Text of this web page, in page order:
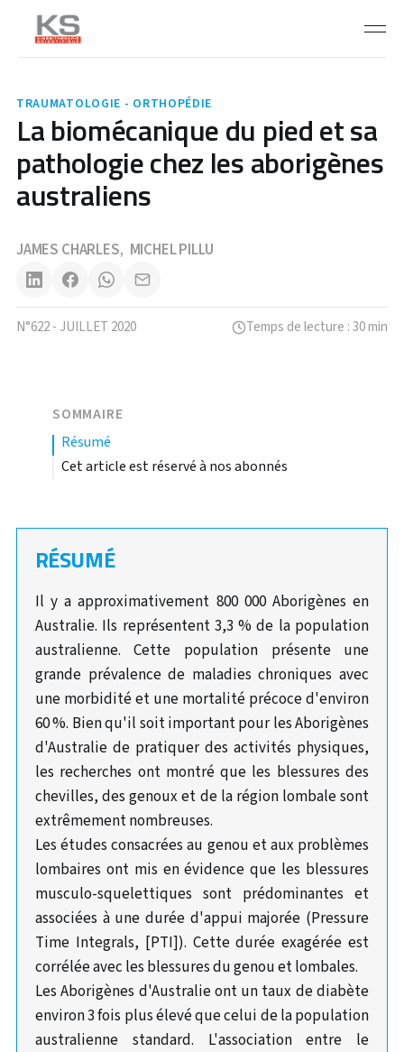
TRAUMATOLOGIE - ORTHOPÉDIE
La biomécanique du pied et sa
pathologie chez les aborigènes
australiens
JAMES CHARLES, MICHEL PILLU
N°622 - JUILLET 2020 Temps de lecture : 30 min
SOMMAIRE
résumé
Cet article est réservé à nos abonnés
RÉSUMÉ
Il y a approximativement 800 000 Aborigènes en
Australie. Ils représentent 3,3 % de la population
australienne. Cette population présente une
grande prévalence de maladies chroniques avec
une morbidité et une mortalité précoce d'environ
60 %. Bien qu'il soit important pour les Aborigènes
d'Australie de pratiquer des activités physiques,
les recherches ont montré que les blessures des
chevilles, des genoux et de la région lombale sont
extrêmement nombreuses.
Les études consacrées au genou et aux problèmes
lombaires ont mis en évidence que les blessures
musculo-squelettiques sont prédominantes et
associées à une durée d'appui majorée (Pressure
Time Integrals, [PTI]). Cette durée exagérée est
corrélée avec les blessures du genou et lombales.
Les Aborigènes d'Australie ont un taux de diabète
environ 3 fois plus élevé que celui de la population
australienne standard. L'association entre le